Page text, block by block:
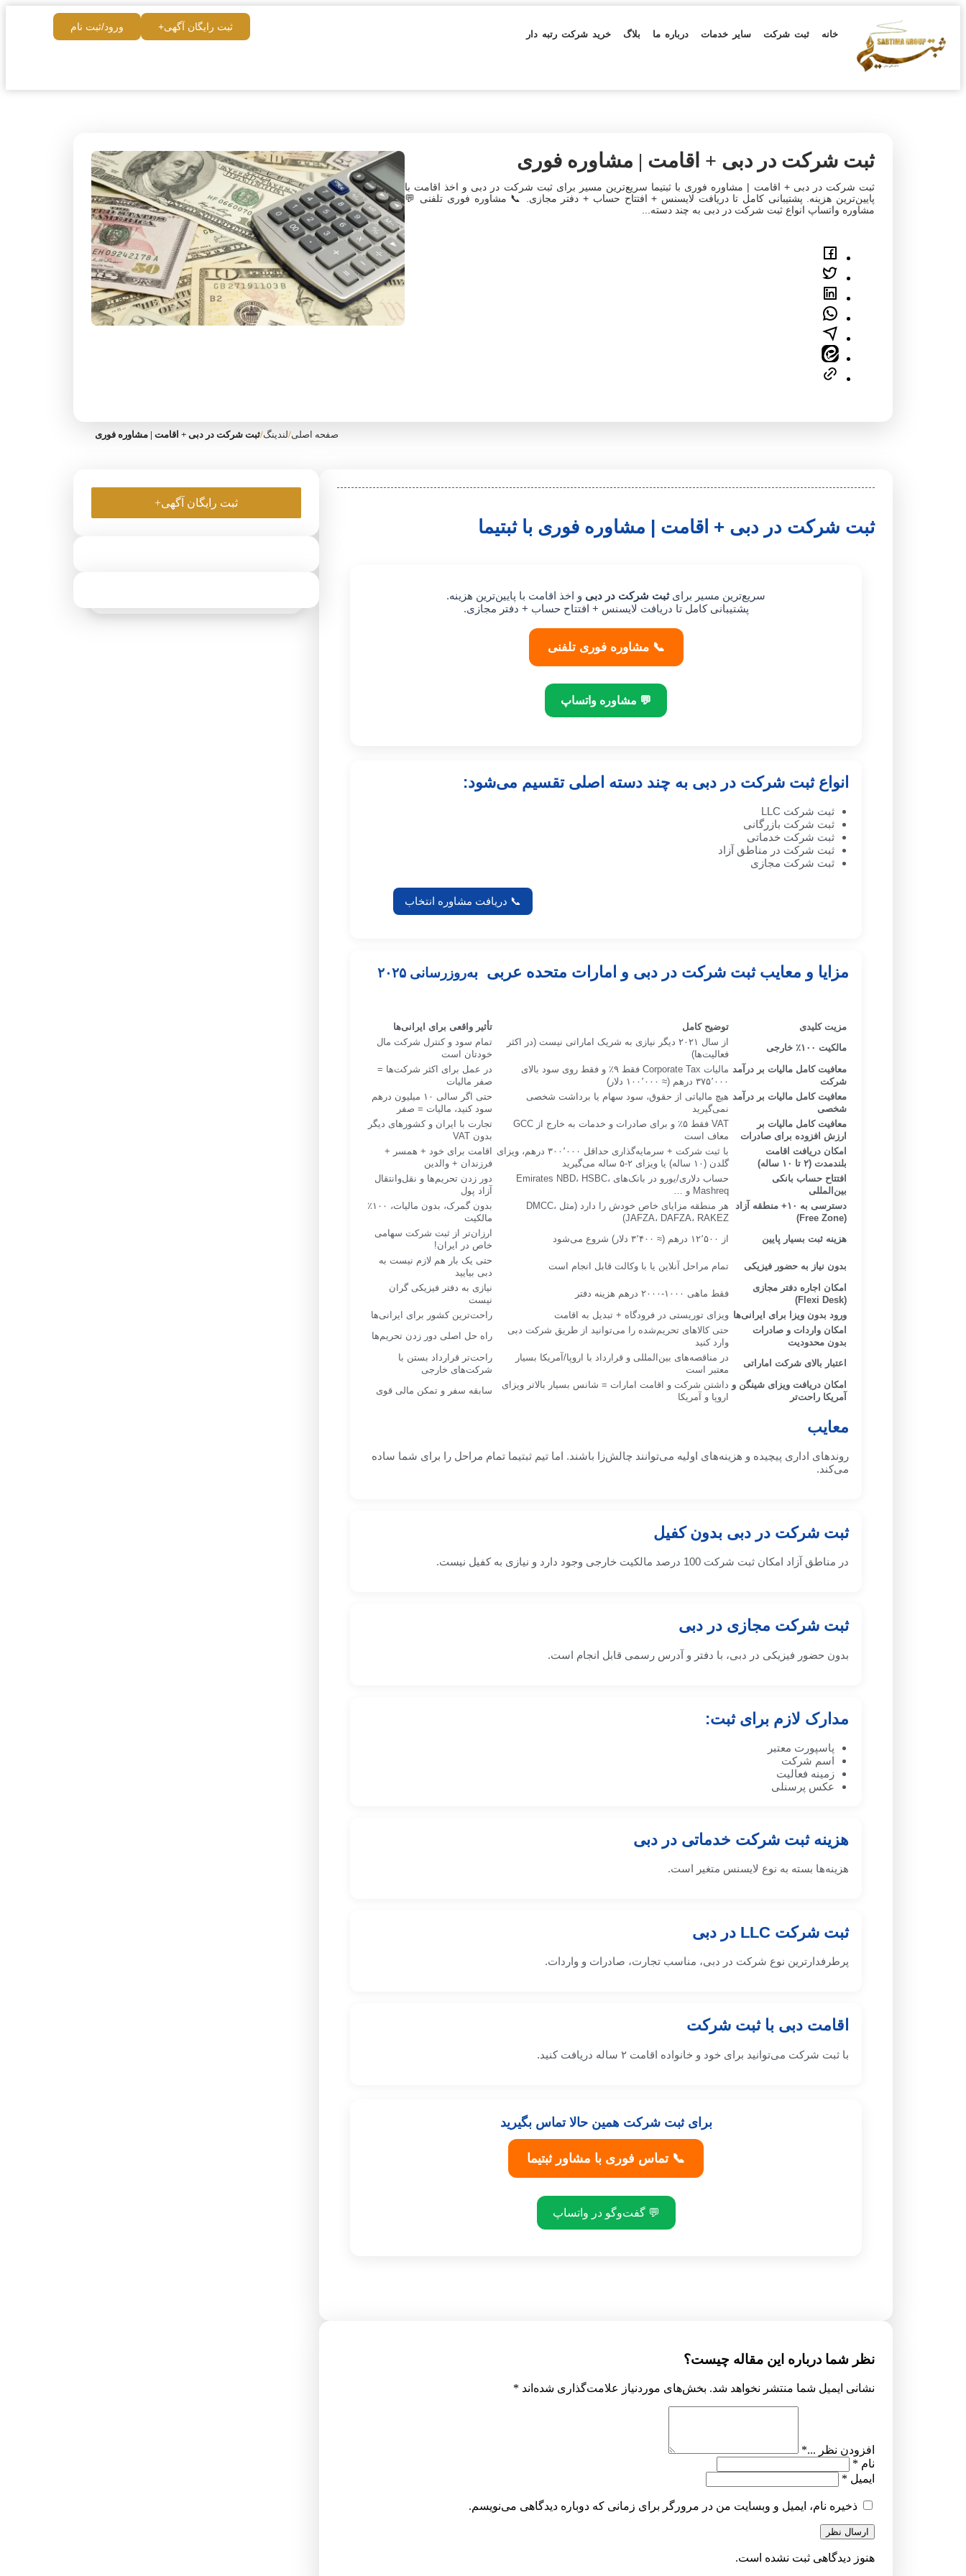
خانه ثبت شرکت سایر خدمات درباره ما بلاگ خرید شرکت رتبه دار
ثبت رایگان آگهی+ ورود/ثبت نام
ثبت شرکت در دبی + اقامت | مشاوره فوری
ثبت شرکت در دبی + اقامت | مشاوره فوری با ثبتیما سریع‌ترین مسیر برای ثبت شرکت در دبی و اخذ اقامت با
پایین‌ترین هزینه. پشتیبانی کامل تا دریافت لایسنس + افتتاح حساب + دفتر مجازی. 📞 مشاوره فوری تلفنی 💬
مشاوره واتساپ انواع ثبت شرکت در دبی به چند دسته...
صفحه اصلی/لندینگ/ثبت شرکت در دبی + اقامت | مشاوره فوری
ثبت شرکت در دبی + اقامت | مشاوره فوری با ثبتیما
سریع‌ترین مسیر برایثبت شرکت در دبی و اخذ اقامت با پایین‌ترین هزینه.
پشتیبانی کامل تا دریافت لایسنس + افتتاح حساب + دفتر مجازی.
📞 مشاوره فوری تلفنی
💬 مشاوره واتساپ
انواع ثبت شرکت در دبی به چند دسته اصلی تقسیم می‌شود:
ثبت شرکت LLC
ثبت شرکت بازرگانی
ثبت شرکت خدماتی
ثبت شرکت در مناطق آزاد
ثبت شرکت مجازی
📞 دریافت مشاوره انتخاب
مزایا و معایب ثبت شرکت در دبی و امارات متحده عربی به‌روزرسانی ۲۰۲۵
مزیت کلیدی توضیح کامل
تأثیر واقعی برای ایرانی‌ها
مالکیت ۱۰۰٪ خارجی
از سال ۲۰۲۱ دیگر نیازی به شریک اماراتی نیست (در اکثر
فعالیت‌ها)
تمام سود و کنترل شرکت مال
خودتان است
معافیت کامل مالیات بر درآمد
شرکت
مالیات Corporate Tax فقط ۹٪ و فقط روی سود بالای
۳۷۵٬۰۰۰ درهم (≈ ۱۰۰٬۰۰۰ دلار)
در عمل برای اکثر شرکت‌ها =
صفر مالیات
معافیت کامل مالیات بر درآمد
شخصی
هیچ مالیاتی از حقوق، سود سهام یا برداشت شخصی
نمی‌گیرید
حتی اگر سالی ۱۰ میلیون درهم
سود کنید، مالیات = صفر
معافیت کامل مالیات بر
ارزش افزوده برای صادرات
VAT فقط ۵٪ و برای صادرات و خدمات به خارج از GCC
معاف است
تجارت با ایران و کشورهای دیگر
بدون VAT
امکان دریافت اقامت
بلندمدت (۲ تا ۱۰ ساله)
با ثبت شرکت + سرمایه‌گذاری حداقل ۳۰۰٬۰۰۰ درهم، ویزای
گلدن (۱۰ ساله) یا ویزای ۲-۵ ساله می‌گیرید
اقامت برای خود + همسر +
فرزندان + والدین
افتتاح حساب بانکی
بین‌المللی
حساب دلاری/یورو در بانک‌های Emirates NBD، HSBC،
Mashreq و …
دور زدن تحریم‌ها و نقل‌وانتقال
آزاد پول
دسترسی به ۱۰+
منطقه آزاد
(Free Zone)
هر منطقه مزایای خاص خودش را دارد (مثل DMCC،
JAFZA، DAFZA، RAKEZ)
بدون گمرک، بدون مالیات، ۱۰۰٪
مالکیت
هزینه ثبت بسیار پایین
از ۱۲٬۵۰۰ درهم (≈ ۳٬۴۰۰ دلار) شروع می‌شود
ارزان‌تر از ثبت شرکت سهامی
خاص در ایران!
بدون نیاز به حضور فیزیکی
تمام مراحل آنلاین یا با وکالت قابل انجام است
حتی یک بار هم لازم نیست به
دبی بیایید
امکان اجاره دفتر مجازی
(Flexi Desk)
فقط ماهی ۱۰۰۰-۲۰۰۰ درهم هزینه دفتر
نیازی به دفتر فیزیکی گران
نیست
ورود بدون ویزا برای ایرانی‌ها ویزای توریستی در فرودگاه + تبدیل به اقامت
راحت‌ترین کشور برای ایرانی‌ها
امکان واردات و صادرات
بدون محدودیت
حتی کالاهای تحریم‌شده را می‌توانید از طریق شرکت دبی
وارد کنید
راه حل اصلی دور زدن تحریم‌ها
اعتبار بالای شرکت اماراتی
در مناقصه‌های بین‌المللی و قرارداد با اروپا/آمریکا بسیار
معتبر است
راحت‌تر قرارداد بستن با
شرکت‌های خارجی
امکان دریافت ویزای شینگن و
آمریکا راحت‌تر
داشتن شرکت و اقامت امارات = شانس بسیار بالاتر ویزای
اروپا و آمریکا
سابقه سفر و تمکن مالی قوی
معایب
روندهای اداری پیچیده و هزینه‌های اولیه می‌توانند چالش‌زا باشند. اما تیم ثبتیما تمام مراحل را برای شما ساده
می‌کند.
ثبت شرکت در دبی بدون کفیل
در مناطق آزاد امکان ثبت شرکت 100 درصد مالکیت خارجی وجود دارد و نیازی به کفیل نیست.
ثبت شرکت مجازی در دبی
بدون حضور فیزیکی در دبی، با دفتر و آدرس رسمی قابل انجام است.
مدارک لازم برای ثبت:
پاسپورت معتبر
اسم شرکت
زمینه فعالیت
عکس پرسنلی
هزینه ثبت شرکت خدماتی در دبی
هزینه‌ها بسته به نوع لایسنس متغیر است.
ثبت شرکت LLC در دبی
پرطرفدارترین نوع شرکت در دبی، مناسب تجارت، صادرات و واردات.
اقامت دبی با ثبت شرکت
با ثبت شرکت می‌توانید برای خود و خانواده اقامت ۲ ساله دریافت کنید.
برای ثبت شرکت همین حالا تماس بگیرید
📞 تماس فوری با مشاور ثبتیما
💬 گفت‌وگو در واتساپ
نظر شما درباره این مقاله چیست؟
نشانی ایمیل شما منتشر نخواهد شد. بخش‌های موردنیاز علامت‌گذاری شده‌اند *
افزودن نظر ...*
نام *
ایمیل *
ذخیره نام، ایمیل و وبسایت من در مرورگر برای زمانی که دوباره دیدگاهی می‌نویسم.
ارسال نظر
هنوز دیدگاهی ثبت نشده است.
ثبت رایگان آگهی+